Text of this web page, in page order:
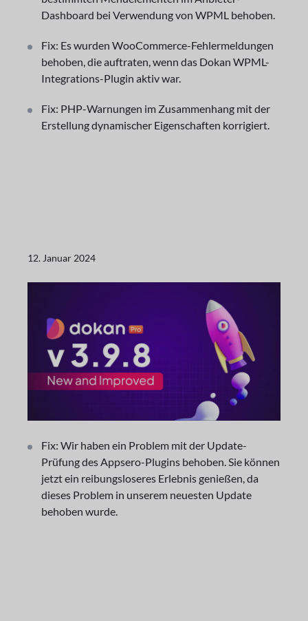
Dashboard bei Verwendung von WPML behoben.
Fix: Es wurden WooCommerce-Fehlermeldungen
behoben, die auftraten, wenn das Dokan WPML-
Integrations-Plugin aktiv war.
Fix: PHP-Warnungen im Zusammenhang mit der
Erstellung dynamischer Eigenschaften korrigiert.
12. Januar 2024
Fix: Wir haben ein Problem mit der Update-
Prüfung des Appsero-Plugins behoben. Sie können
jetzt ein reibungsloseres Erlebnis genießen, da
dieses Problem in unserem neuesten Update
behoben wurde.